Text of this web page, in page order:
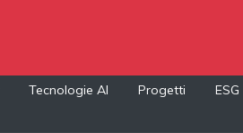
Tecnologie AI Progetti ESG